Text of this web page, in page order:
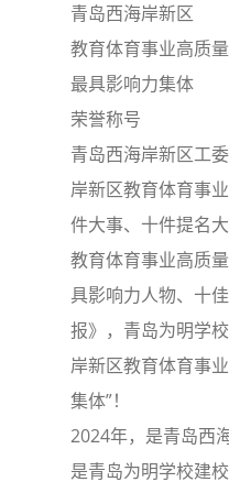
青岛西海岸新区
教育体育事业高质
最具影响力集体
荣誉称号
青岛西海岸新区工
岸新区教育体育事
件大事、十件提名
教育体育事业高质
具影响力人物、十
报》，青岛为明学
岸新区教育体育事
集体”！
2024年，是青岛西
是青岛为明学校建校